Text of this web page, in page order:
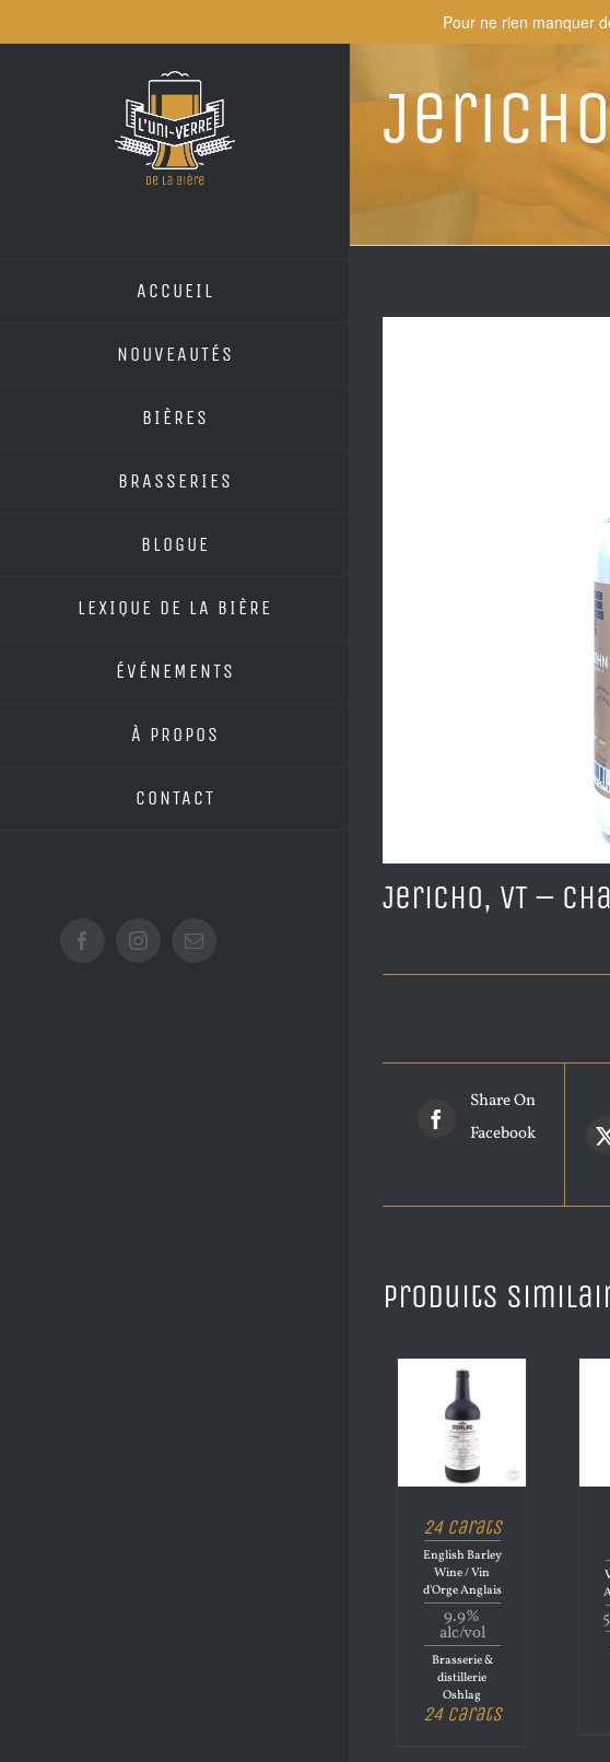
to
ACCUEIL
NOUVEAUTÉS
BIÈRES
BRASSERIES
BLOGUE
LEXIQUE DE LA BIÈRE
ÉVÉNEMENTS
À PROPOS
CONTACT
FacebookInstagramEmail
Jericho, VT –
Share On
Facebook
Produits
24 Carats
English Barley
Wine / Vin
d'Orge Anglais
9.9%
alc/vol
Brasserie &
distillerie
Oshlag
24 Carats
Pour ne rien manquer